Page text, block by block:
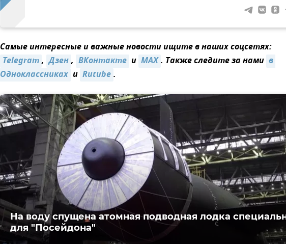
Самые интересные и важные новости ищите в наших соцсетях:
Telegram, Дзен, ВКонтакте и MAX. Также следите за нами в
Одноклассниках и Rutube.
На воду спущена атомная подводная лодка
для "Посейдона"